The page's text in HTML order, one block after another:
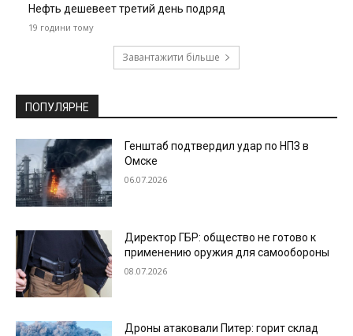
Нефть дешевеет третий день подряд
19 години тому
Завантажити більше
ПОПУЛЯРНЕ
Генштаб подтвердил удар по НПЗ в
Омске
06.07.2026
Директор ГБР: общество не готово к
применению оружия для самообороны
08.07.2026
Дроны атаковали Питер: горит склад